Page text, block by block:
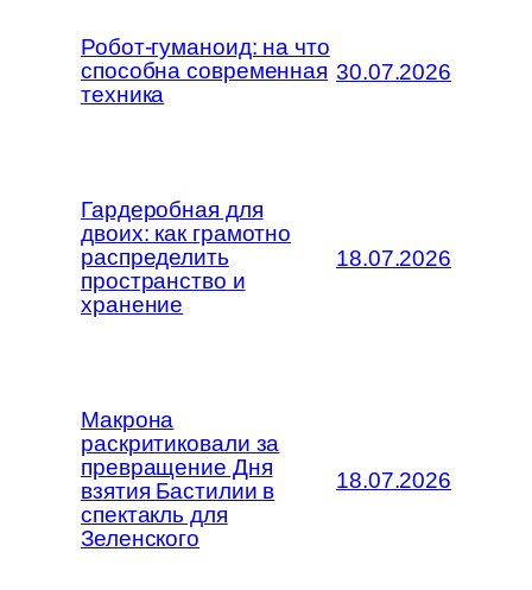
Робот-гуманоид: на что
способна современная
техника
30.07.2026
Гардеробная для
двоих: как грамотно
распределить
пространство и
хранение
18.07.2026
Макрона
раскритиковали за
превращение Дня
взятия Бастилии в
спектакль для
Зеленского
18.07.2026